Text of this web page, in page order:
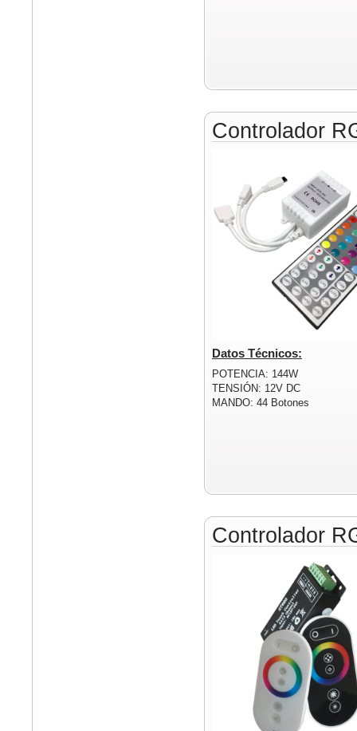
Controlador
Datos Técnicos:
POTENCIA: 144W
TENSIÓN: 12V DC
MANDO: 44 Botones
Controlador